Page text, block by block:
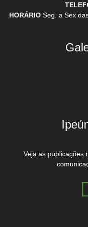
HORÁRIO Seg. a Sex
Veja as publicações